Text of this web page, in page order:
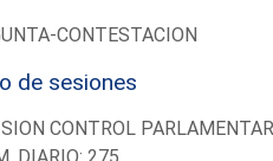
CONTESTACION
de sesiones
CONTROL
DIARIO: 275